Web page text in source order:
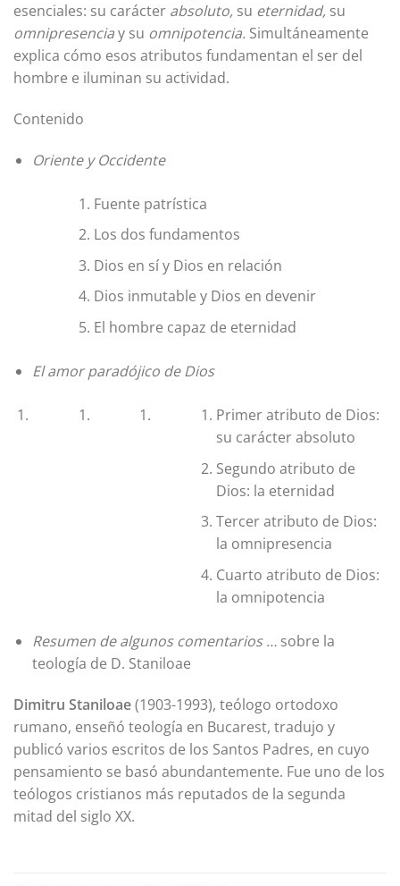
esenciales: su carácter absoluto, su eternidad, su
omnipresenciay su omnipotencia. Simultáneamente
explica cómo esos atributos fundamentan el ser del
hombre e iluminan su actividad.
Contenido
Oriente y Occidente
Fuente patrística
Los dos fundamentos
Dios en sí y Dios en relación
Dios inmutable y Dios en devenir
El hombre capaz de eternidad
El amor paradójico de Dios
Primer atributo de Dios:
su carácter absoluto
Segundo atributo de
Dios: la eternidad
Tercer atributo de Dios:
la omnipresencia
Cuarto atributo de Dios:
la omnipotencia
Resumen de algunos comentarios …sobre la
teología de D. Staniloae
Dimitru Staniloae(1903-1993), teólogo ortodoxo
rumano, enseñó teología en Bucarest, tradujo y
publicó varios escritos de los Santos Padres, en cuyo
pensamiento se basó abundantemente. Fue uno de los
teólogos cristianos más reputados de la segunda
mitad del siglo XX.